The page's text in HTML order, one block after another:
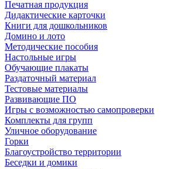
Печатная продукция
Дидактические карточки
Книги для дошкольников
Домино и лото
Методические пособия
Настольные игры
Обучающие плакаты
Раздаточный материал
Тестовые материалы
Развивающие ПО
Игры с возможностью самопроверки
Комплекты для групп
Уличное оборудование
Горки
Благоустройство территории
Беседки и домики